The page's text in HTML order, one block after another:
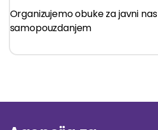
Organizujemo obuke za javni
samopouzdanjem